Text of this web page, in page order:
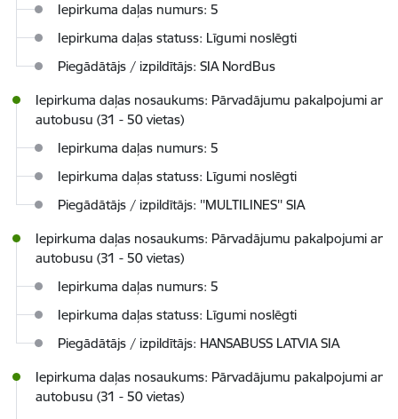
Iepirkuma daļas numurs: 5
Iepirkuma daļas statuss: Līgumi noslēgti
Piegādātājs / izpildītājs: SIA NordBus
Iepirkuma daļas nosaukums: Pārvadājumu pakalpojumi ar
autobusu (31 - 50 vietas)
Iepirkuma daļas numurs: 5
Iepirkuma daļas statuss: Līgumi noslēgti
Piegādātājs / izpildītājs: ''MULTILINES'' SIA
Iepirkuma daļas nosaukums: Pārvadājumu pakalpojumi ar
autobusu (31 - 50 vietas)
Iepirkuma daļas numurs: 5
Iepirkuma daļas statuss: Līgumi noslēgti
Piegādātājs / izpildītājs: HANSABUSS LATVIA SIA
Iepirkuma daļas nosaukums: Pārvadājumu pakalpojumi ar
autobusu (31 - 50 vietas)